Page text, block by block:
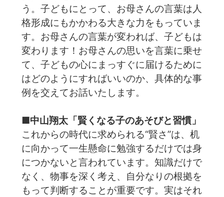
う。子どもにとって、お母さんの言葉は人
格形成にもかかわる大きな力をもっていま
す。お母さんの言葉が変われば、子どもは
変わります！お母さんの思いを言葉に乗せ
て、子どもの心にまっすぐに届けるために
はどのようにすればいいのか、具体的な事
例を交えてお話いたします。
■中山翔太「賢くなる子のあそびと習慣」
これからの時代に求められる“賢さ”は、机
に向かって一生懸命に勉強するだけでは身
につかないと言われています。知識だけで
なく、物事を深く考え、自分なりの根拠を
もって判断することが重要です。実はそれ